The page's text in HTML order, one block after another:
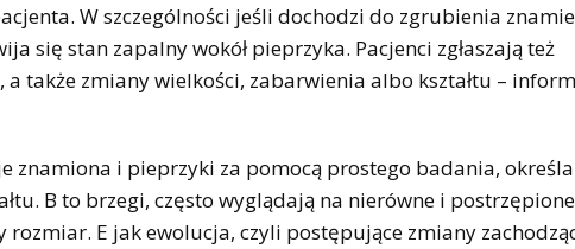
W szczególności jeśli dochodzi do zgrubienia
się stan zapalny wokół pieprzyka. Pacjenci zgłaszają też
także zmiany wielkości, zabarwienia albo kształtu –
znamiona i pieprzyki za pomocą prostego badania,
B to brzegi, często wyglądają na nierówne i
E jak ewolucja, czyli postępujące zmiany